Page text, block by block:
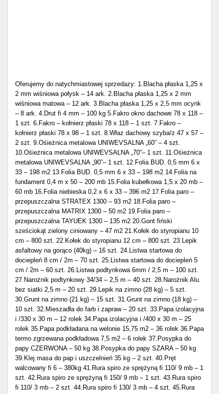
Oferujemy do natychmiastowej sprzedazy: 1.Blacha płaska 1,25 x
2 mm wiśniowa połysk – 14 ark. 2.Blacha płaska 1,25 x 2 mm
wiśniowa matowa – 12 ark. 3.Blacha płaska 1,25 x 2,5 mm ocynk
– 8 ark. 4.Drut fi 4 mm – 100 kg 5.Fakro okno dachowe 78 x 118 –
1 szt. 6.Fakro – kołnierz płaski 78 x 118 – 1 szt. 7.Fakro –
kołnierz płaski 78 x 98 – 1 szt. 8.Właz dachowy szyba/z 47 x 57 –
2 szt. 9.Ośieżnica metalowa UNIWEVSALNA „60” – 4 szt.
10.Ośieżnica metalowa UNIWEVSALNA „70”– 1 szt. 11.Ośieżnica
metalowa UNIWEVSALNA „90”– 1 szt. 12.Folia BUD. 0,5 mm 6 x
33 – 198 m2 13.Folia BUD. 0,5 mm 6 x 33 – 198 m2 14.Folia na
fundament 0,4 m x 50 – 200 mb 15.Folia kubełkowa 1,5 x 20 mb –
60 mb 16.Folia niebieska 0,2 x 6 x 33 – 396 m2 17.Folia paro –
przepuszczalna STRATEX 1300 – 93 m2 18.Folia paro –
przepuszczalna MATRIX 1300 – 50 m2 19.Folia paro –
przepuszczalna TAYUEK 1300 – 135 m2 20.Gont fiński
sześciokąt zielony ciniowany – 47 m2 21.Kołek do styropianu 10
cm – 800 szt. 22.Kołek do styropianu 12 cm – 800 szt. 23.Lepik
asfaltowy na gorąco (40kg) – 16 szt. 24.Listwa startowa do
dociepleń 8 cm / 2m – 70 szt. 25.Listwa startowa do dociepleń 5
cm / 2m – 60 szt. 26.Listwa podtynkowa 6mm / 2,5 m – 100 szt.
27.Narożnik podtynkowy 34/34 – 2,5 m – 40 szt. 28.Narożnik Alu.
bez siatki 2,5 m – 20 szt. 29.Lepik na zimno (28 kg) – 5 szt.
30.Grunt na zimno (21 kg) – 15 szt. 31.Grunt na zimno (18 kg) –
10 szt. 32.Mieszadła do farb i zapraw – 20 szt. 33.Papa izolacyjna
i /330 x 30 m – 12 rolek 34.Papa izolacyjna i /400 x 30 m – 25
rolek 35.Papa podkładana na welonie 15,75 m2 – 36 rolek 36.Papa
termo zgrzewana podkładowa 7,5 m2 – 6 rolek 37.Posypka do
papy CZERWONA – 50 kg 38.Posypka do papy SZARA – 50 kg
39.Klej masa do pap i uszczelnień 35 kg – 2 szt. 40.Pręt
walcowany fi 6 – 380kg 41.Rura spiro ze sprężyną fi 110/ 9 mb – 1
szt. 42.Rura spiro ze sprężyną fi 150/ 9 mb – 1 szt. 43.Rura spiro
fi 110/ 3 mb – 2 szt. 44.Rura spiro fi 130/ 3 mb – 4 szt. 45.Rura